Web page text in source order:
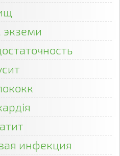
экземи
инфекция